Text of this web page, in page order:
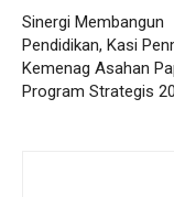
Sinergi Membangun
Pendidikan, Kasi
Kemenag Asahan
Program Strategis